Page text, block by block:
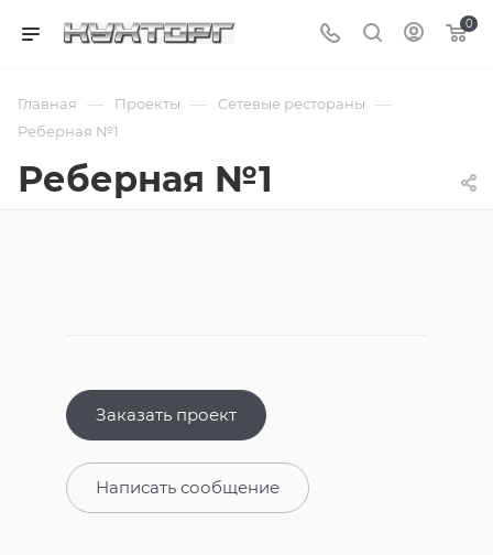
0
Главная — Проекты — Сетевые рестораны —
Реберная №1
Реберная №1
Заказать проект
Написать сообщение